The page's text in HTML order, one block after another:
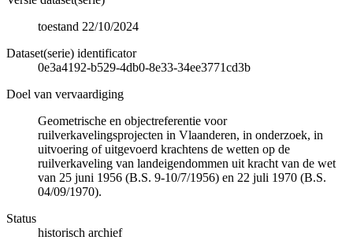
toestand 22/10/2024
Dataset(serie) identificator
0e3a4192-b529-4db0-8e33-34ee3771cd3b
Doel van vervaardiging
Geometrische en objectreferentie voor
ruilverkavelingsprojecten in Vlaanderen, in onderzoek, in
uitvoering of uitgevoerd krachtens de wetten op de
ruilverkaveling van landeigendommen uit kracht van de wet
van 25 juni 1956 (B.S. 9-10/7/1956) en 22 juli 1970 (B.S.
04/09/1970).
Status
historisch archief